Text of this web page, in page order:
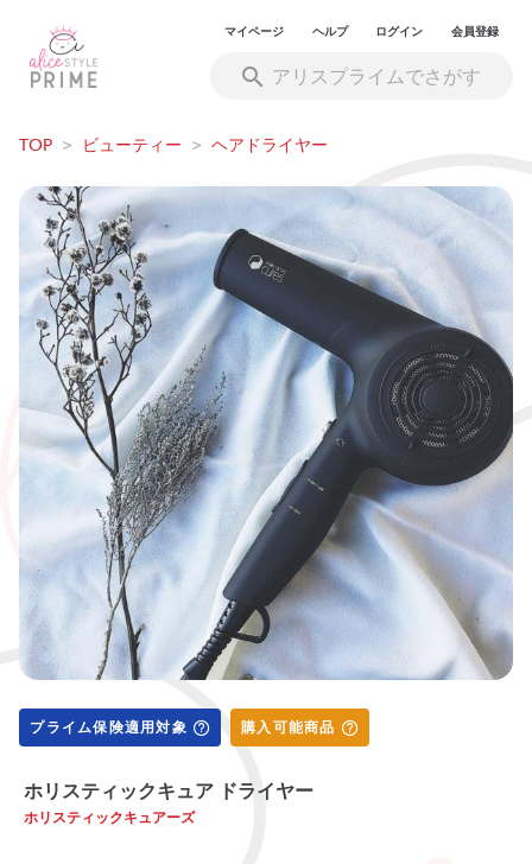
マイページ ヘルプ ログイン 会員登録
TOP > ビューティー > ヘアドライヤー
プライム保険適用対象 購入可能商品
ホリスティックキュア ドライヤー
ホリスティックキュアーズ